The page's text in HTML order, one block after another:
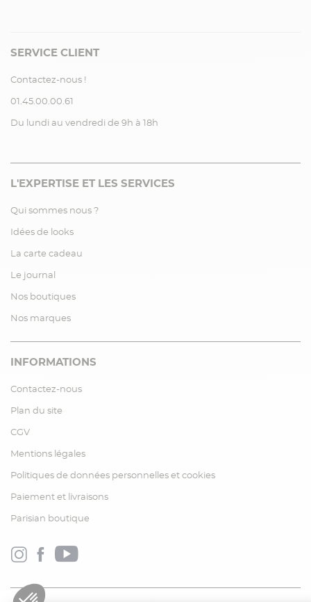
SERVICE CLIENT
Contactez-nous !
01.45.00.00.61
Du lundi au vendredi de 9h à 18h
L'EXPERTISE ET LES SERVICES
Qui sommes nous ?
Idées de looks
La carte cadeau
Le journal
Nos boutiques
Nos marques
INFORMATIONS
Contactez-nous
Plan du site
CGV
Mentions légales
Politiques de données personnelles et cookies
Paiement et livraisons
Parisian boutique